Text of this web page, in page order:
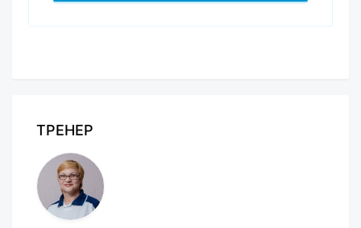
ТРЕНЕР